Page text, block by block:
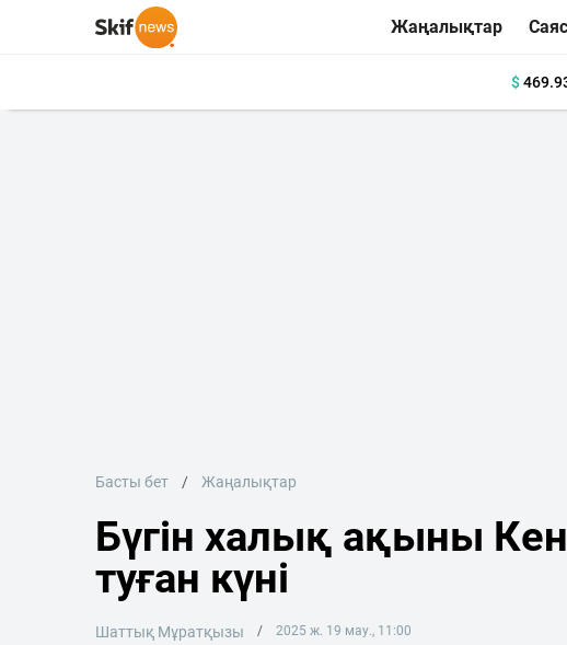
Жаңалықтар
$
Басты бет Жаңалықтар
Бүгін халық ақыны
туған күні
Шаттық Мұратқызы 2025 ж. 19 мау., 11:00